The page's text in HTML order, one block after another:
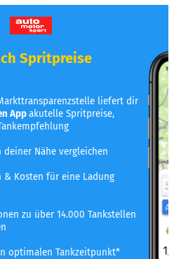
Spritpreise
liefert dir
Appakutelle Spritpreise,
Nähe vergleichen
& Kosten für eine Ladung
zu über 14.000 Tankstellen
optimalen Tankzeitpunkt*